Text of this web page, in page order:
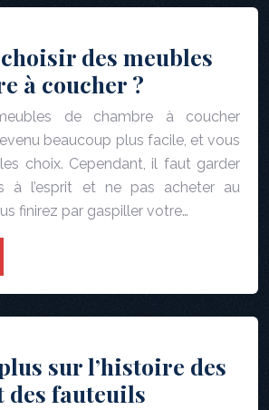
des meubles
à coucher ?
de chambre à coucher
beaucoup plus facile, et vous
choix. Cependant, il faut garder
à l’esprit et ne pas acheter au
finirez par gaspiller votre…
sur l’histoire des
des fauteuils